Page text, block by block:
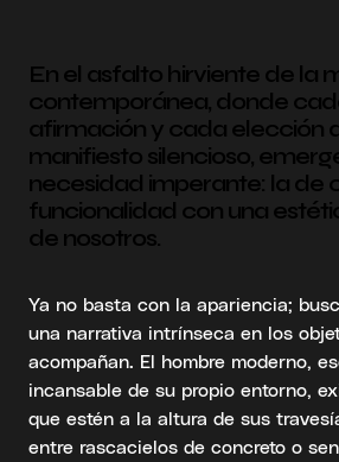
En el asfalto hirviente de la
contemporánea, donde
afirmación y cada elección
manifiesto silencioso,
necesidad imperante: la de
funcionalidad con una
de nosotros.
Ya no basta con la apariencia;
una narrativa intrínseca en los
acompañan. El hombre moderno,
incansable de su propio entorno,
que estén a la altura de sus
entre rascacielos de concreto o